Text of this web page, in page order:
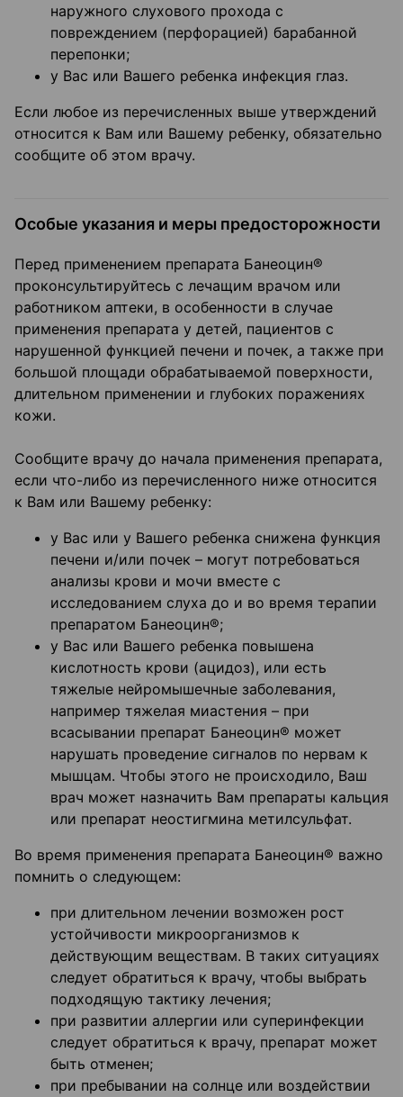
наружного слухового прохода с
повреждением (перфорацией) барабанной
перепонки;
у Вас или Вашего ребенка инфекция глаз.
Если любое из перечисленных выше утверждений
относится к Вам или Вашему ребенку, обязательно
сообщите об этом врачу.
Особые указания и меры предосторожности
Перед применением препарата Банеоцин®
проконсультируйтесь с лечащим врачом или
работником аптеки, в особенности в случае
применения препарата у детей, пациентов с
нарушенной функцией печени и почек, а также при
большой площади обрабатываемой поверхности,
длительном применении и глубоких поражениях
кожи.
Сообщите врачу до начала применения препарата,
если что-либо из перечисленного ниже относится
к Вам или Вашему ребенку:
у Вас или у Вашего ребенка снижена функция
печени и/или почек – могут потребоваться
анализы крови и мочи вместе с
исследованием слуха до и во время терапии
препаратом Банеоцин®;
у Вас или Вашего ребенка повышена
кислотность крови (ацидоз), или есть
тяжелые нейромышечные заболевания,
например тяжелая миастения – при
всасывании препарат Банеоцин® может
нарушать проведение сигналов по нервам к
мышцам. Чтобы этого не происходило, Ваш
врач может назначить Вам препараты кальция
или препарат неостигмина метилсульфат.
Во время применения препарата Банеоцин® важно
помнить о следующем:
при длительном лечении возможен рост
устойчивости микроорганизмов к
действующим веществам. В таких ситуациях
следует обратиться к врачу, чтобы выбрать
подходящую тактику лечения;
при развитии аллергии или суперинфекции
следует обратиться к врачу, препарат может
быть отменен;
при пребывании на солнце или воздействии